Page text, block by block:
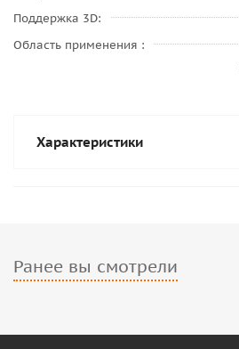
Поддержка 3D
Область применения
Характеристики
Ранее вы смотрели